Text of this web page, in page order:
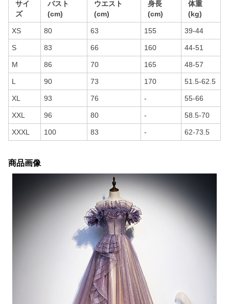
サイ
ズ
バスト
(cm)
ウエスト
(cm)
身長
(cm)
体重
(kg)
XS 80 63 155 39-44
S 83 66 160 44-51
M 86 70 165 48-57
L 90 73 170 51.5-62.5
XL 93 76 - 55-66
XXL 96 80 - 58.5-70
XXXL 100 83 - 62-73.5
商品画像